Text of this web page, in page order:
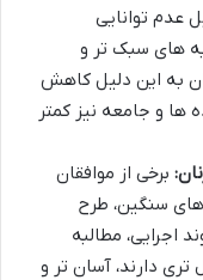
عدم توانایی
های سبک تر و
به این دلیل کاهش
ها و جامعه نیز کمتر
برخی از موافقان
سنگین، طرح
اجرایی، مطالبه
تری دارند، آسان تر و